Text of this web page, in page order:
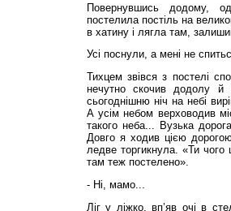
Повернувшись додому,
постелила постіль на
в хатину і лягла там,
Усі поснули, а мені не
Тихцем звівся з постелі
нечутно скочив додолу
сьогоднішню ніч на небі
А усім небом верховодив
такого неба... Вузька
Довго я ходив цією
ледве торгикнула. «Ти
там теж постелено».
- Ні, мамо...
Ліг у ліжко, вп’яв очі в